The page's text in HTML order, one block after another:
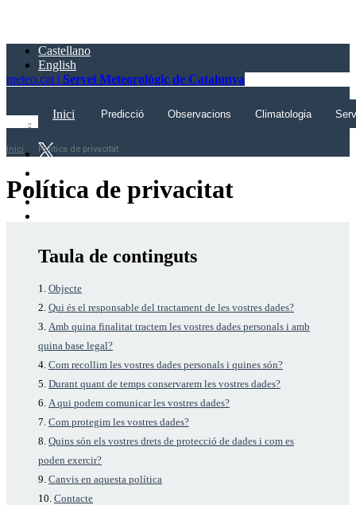
contingut
principalCastellano
English
meteo.cat | Servei Meteorològic de Catalunya
Inici Predicció Observacions Climatologia
Inici Política de privacitat
Política de privacitat
Taula de continguts
Objecte
Qui és el responsable del tractament de les vostres dades?
Amb quina finalitat tractem les vostres dades personals i amb
quina base legal?
Com recollim les vostres dades personals i quines són?
Durant quant de temps conservarem les vostres dades?
A qui podem comunicar les vostres dades?
Com protegim les vostres dades?
Quins són els vostres drets de protecció de dades i com es
poden exercir?
Canvis en aquesta política
Contacte